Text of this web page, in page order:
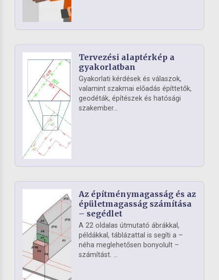
Tervezési alaptérkép a
gyakorlatban
Gyakorlati kérdések és válaszok,
valamint szakmai előadás építtetők,
geodéták, építészek és hatósági
szakember...
Az építménymagasság és az
épületmagasság számítása
– segédlet
A 22 oldalas útmutató ábrákkal,
példákkal, táblázattal is segíti a –
néha meglehetősen bonyolult –
számítást. ...